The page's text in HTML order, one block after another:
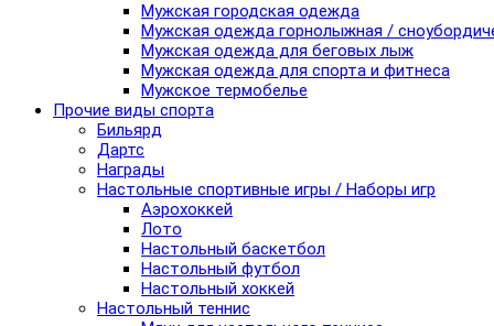
Мужская городская одежда
Мужская одежда горнолыжная /
Мужская одежда для беговых лыж
Мужская одежда для спорта и фитнеса
Мужское термобелье
Прочие виды спорта
Бильярд
Дартс
Награды
Настольные спортивные игры / Наборы игр
Аэрохоккей
Лото
Настольный баскетбол
Настольный футбол
Настольный хоккей
Настольный теннис